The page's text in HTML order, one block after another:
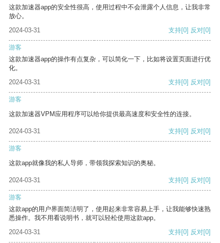
这款加速器app的安全性很高，使用过程中不会泄露个人信息，让我非常
放心。
2024-03-31
支持[0] 反对[0]
游客
这款加速器app的操作有点复杂，可以简化一下，比如将设置页面进行优
化。
2024-03-31
支持[0] 反对[0]
游客
这款加速器VPM应用程序可以给你提供最高速度和安全性的连接。
2024-03-31 支持[0] 反对[0]
游客
这款app就像我的私人导师，带领我探索知识的奥秘。
2024-03-31 支持[0] 反对[0]
游客
这款app的用户界面简洁明了，使用起来非常容易上手，让我能够快速熟
悉操作。我不用看说明书，就可以轻松使用这款app。
2024-03-31
支持[0] 反对[0]